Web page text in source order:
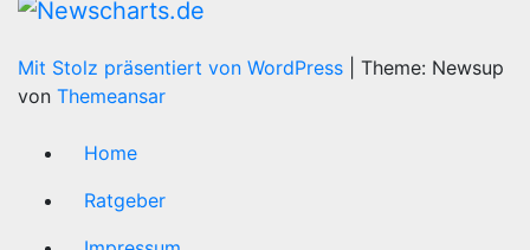
Mit Stolz präsentiert von WordPress
Theme: Newsup
von Themeansar
Home
Ratgeber